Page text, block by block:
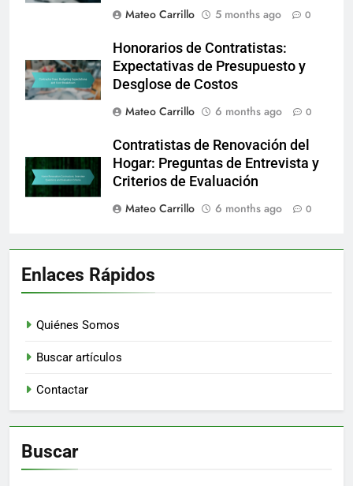
Mateo Carrillo
5 months ago 0
Honorarios de Contratistas:
Expectativas de Presupuesto y
Desglose de Costos
Mateo Carrillo
6 months ago 0
Contratistas de Renovación del
Hogar: Preguntas de Entrevista y
Criterios de Evaluación
Mateo Carrillo
6 months ago 0
Enlaces Rápidos
Quiénes Somos
Buscar artículos
Contactar
Buscar